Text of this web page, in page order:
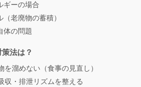
ギーの場合
老廃物の蓄積）
体の問題
法は？
を溜めない（食事の見直し）
収・排泄リズムを整える